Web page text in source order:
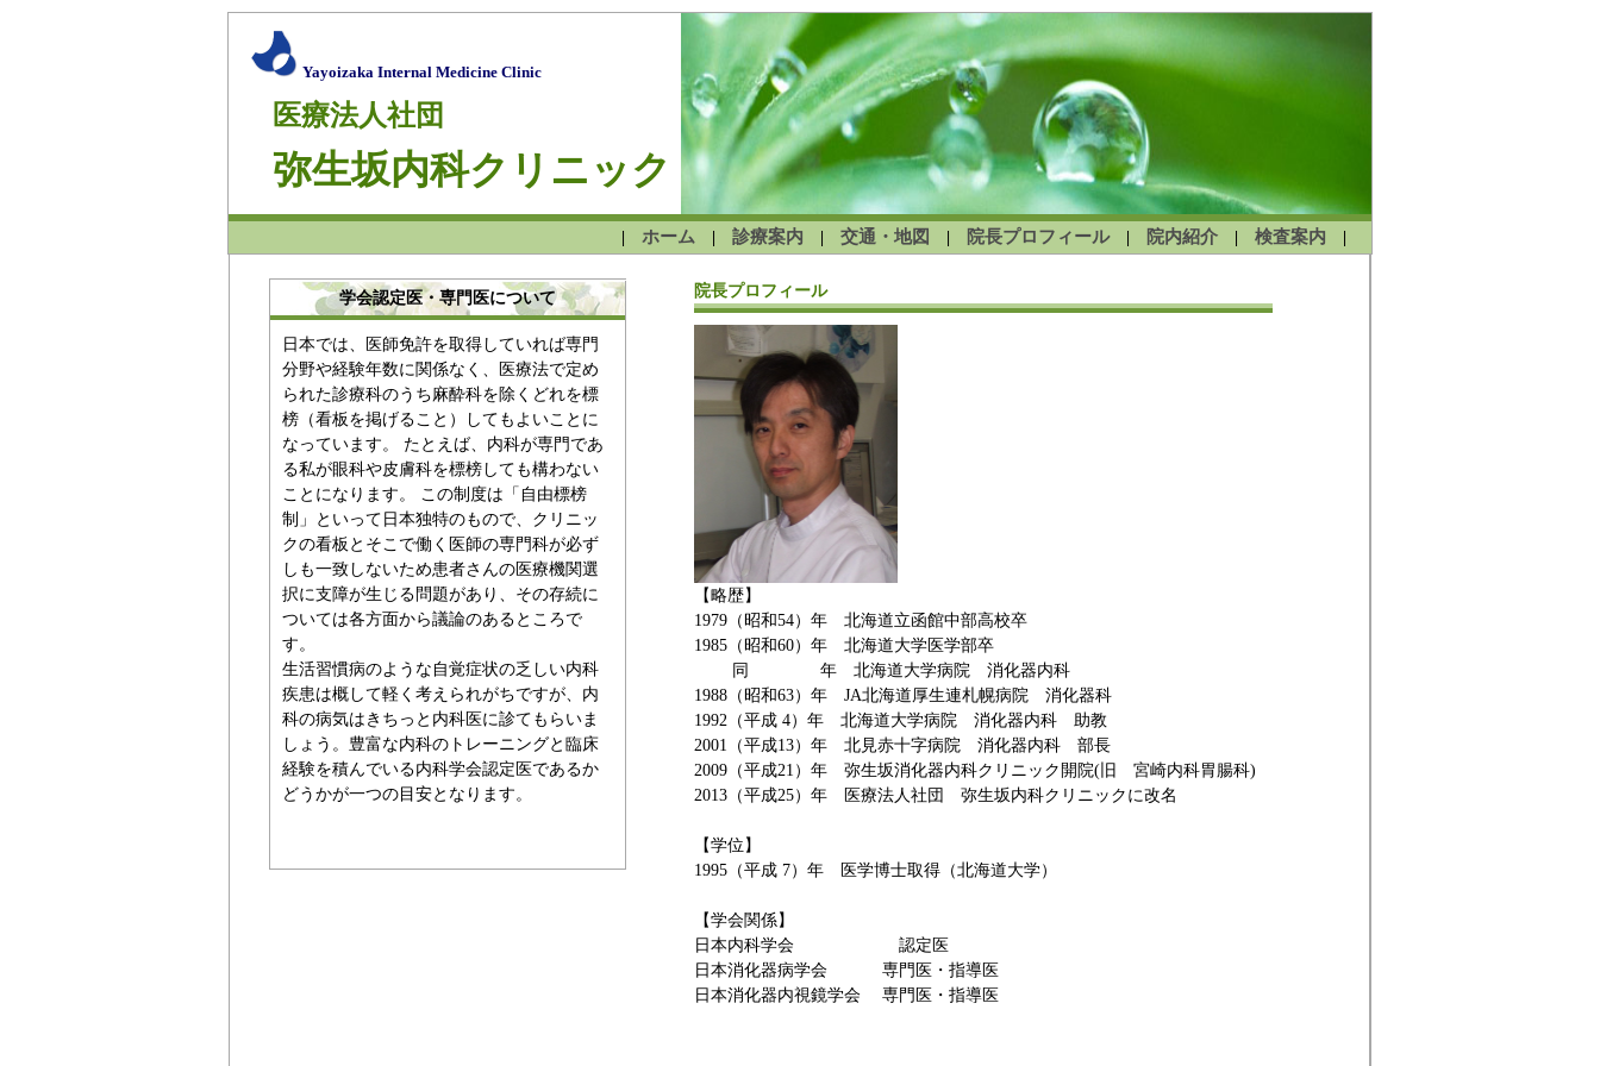
Yayoizaka Internal Medicine Clinic
医療法人社団
弥生坂内科クリニック
ホーム 診療案内 交通・地図 院長プロフィール| 院内紹介 検査案内
学会認定医・専門医について
日本では、医師免許を取得していれば専門
分野や経験年数に関係なく、医療法で定め
られた診療科のうち麻酔科を除くどれを標
榜（看板を掲げること）してもよいことに
なっています。 たとえば、内科が専門であ
る私が眼科や皮膚科を標榜しても構わない
ことになります。 この制度は「自由標榜
制」といって日本独特のもので、クリニッ
クの看板とそこで働く医師の専門科が必ず
しも一致しないため患者さんの医療機関選
択に支障が生じる問題があり、その存続に
ついては各方面から議論のあるところで
す。
生活習慣病のような自覚症状の乏しい内科
疾患は概して軽く考えられがちですが、内
科の病気はきちっと内科医に診てもらいま
しょう。豊富な内科のトレーニングと臨床
経験を積んでいる内科学会認定医であるか
どうかが一つの目安となります。
院長プロフィール
【略歴】
1979（昭和54）年 北海道立函館中部高校卒
1985（昭和60）年 北海道大学医学部卒
同 年 北海道大学病院 消化器内科
1988（昭和63）年 JA北海道厚生連札幌病院 消化器科
1992（平成 4）年 北海道大学病院 消化器内科 助教
2001（平成13）年 北見赤十字病院 消化器内科 部長
2009（平成21）年 弥生坂消化器内科クリニック開院(旧 宮崎内科胃腸科)
2013（平成25）年 医療法人社団 弥生坂内科クリニックに改名
【学位】
1995（平成 7）年 医学博士取得（北海道大学）
【学会関係】
日本内科学会 認定医
日本消化器病学会 専門医・指導医
日本消化器内視鏡学会 専門医・指導医